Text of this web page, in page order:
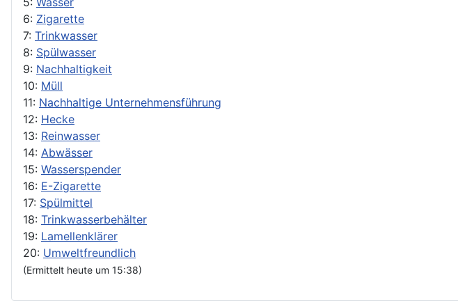
6: Zigarette
7: Trinkwasser
8: Spülwasser
9: Nachhaltigkeit
10: Müll
11: Nachhaltige Unternehmensführung
12: Hecke
13: Reinwasser
14: Abwässer
15: Wasserspender
16: E-Zigarette
17: Spülmittel
18: Trinkwasserbehälter
19: Lamellenklärer
20: Umweltfreundlich
(Ermittelt heute um 15:38)